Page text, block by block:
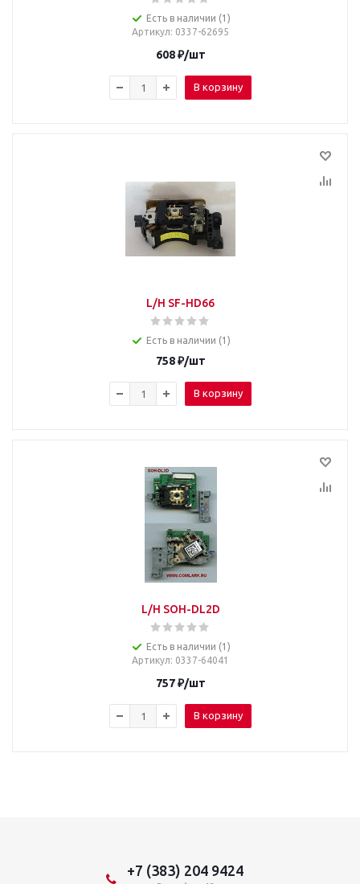
Есть в наличии (1)
Артикул: 0337-62695
608₽/шт
В корзину
L/H SF-HD66
Есть в наличии (1)
758₽/шт
В корзину
L/H SOH-DL2D
Есть в наличии (1)
Артикул: 0337-64041
757₽/шт
В корзину
+7 (383) 204 9424